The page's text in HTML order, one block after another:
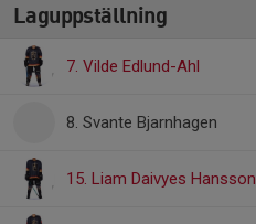
Laguppställning
7. Vilde Edlund-Ahl
8. Svante Bjarnhagen
15. Liam Daivyes Hansson